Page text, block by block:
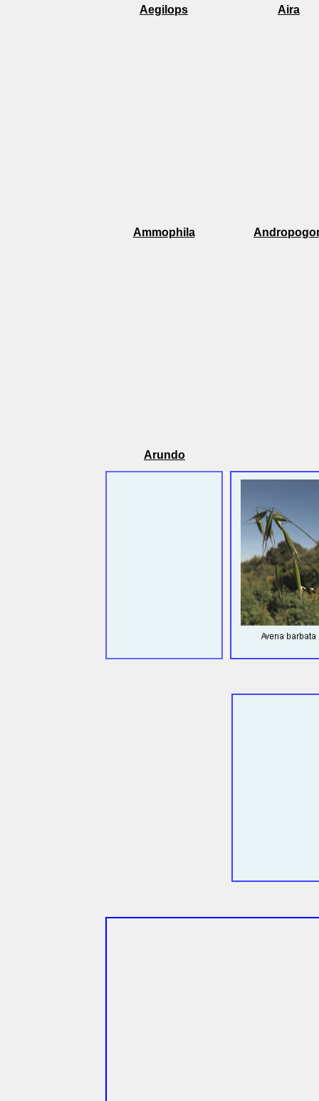
Arundo
Ammophila
Aegilops Aira